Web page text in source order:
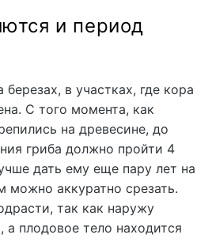
и период
березах, в участках, где кора
С того момента, как
на древесине, до
гриба должно пройти 4
дать ему еще пару лет на
можно аккуратно срезать.
так как наружу
а плодовое тело находится